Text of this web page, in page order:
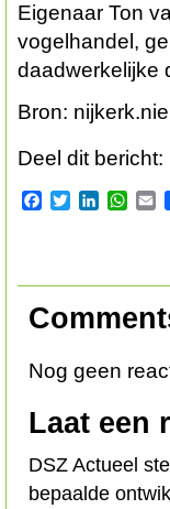
Eigenaar Ton
vogelhandel,
daadwerkelijke
Bron:
Deel dit bericht:
Facebook
TwitterLinkedIn
Nog geen
Laat een
DSZ Actueel
bepaalde